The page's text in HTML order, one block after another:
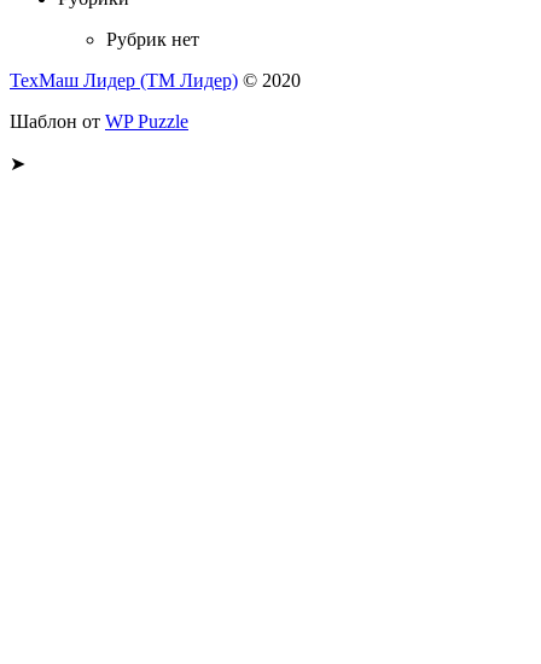
Рубрик нет
ТехМаш Лидер (ТМ Лидер) © 2020
Шаблон от WP Puzzle
➤